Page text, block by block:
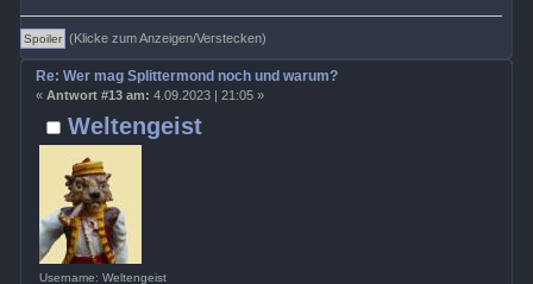
(Klicke zum Anzeigen/Verstecken)
Weltengeist
Username: Weltengeist
Re: Wer mag Splittermond noch und warum?
« Antwort #13 am: 4.09.2023 | 21:05 »